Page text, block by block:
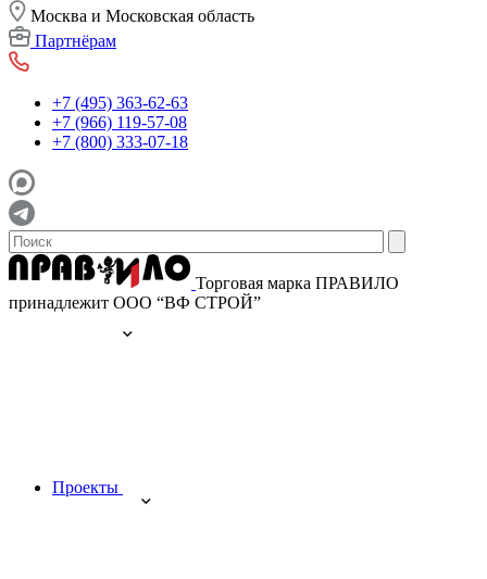
Москва и Московская область
Партнёрам
+7 (495) 363-62-63
+7 (966) 119-57-08
+7 (800) 333-07-18
Торговая марка ПРАВИЛО
принадлежит ООО “ВФ СТРОЙ”
Проекты